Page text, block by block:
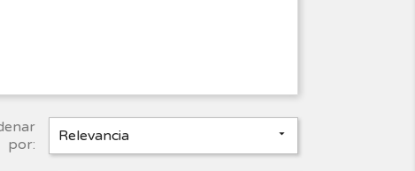
por:
Relevancia 